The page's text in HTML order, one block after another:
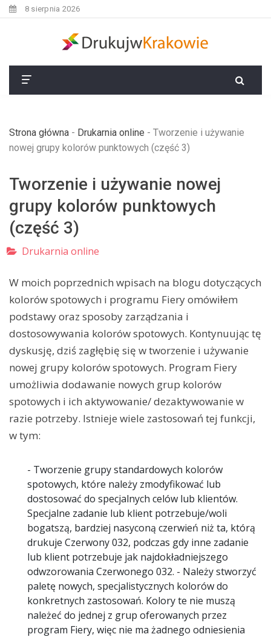
8 sierpnia 2026
Strona główna - Drukarnia online - Tworzenie i używanie
nowej grupy kolorów punktowych (część 3)
Tworzenie i używanie nowej
grupy kolorów punktowych
(część 3)
Drukarnia online
W moich poprzednich wpisach na blogu dotyczących
kolorów spotowych i programu Fiery omówiłem
podstawy oraz sposoby zarządzania i
dostosowywania kolorów spotowych. Kontynuując tę
dyskusję, dziś zagłębię się w tworzenie i używanie
nowej grupy kolorów spotowych. Program Fiery
umożliwia dodawanie nowych grup kolorów
spotowych i ich aktywowanie/ dezaktywowanie w
razie potrzeby. Istnieje wiele zastosowań tej funkcji,
w tym:
- Tworzenie grupy standardowych kolorów
spotowych, które należy zmodyfikować lub
dostosować do specjalnych celów lub klientów.
Specjalne zadanie lub klient potrzebuje/woli
bogatszą, bardziej nasyconą czerwień niż ta, którą
drukuje Czerwony 032, podczas gdy inne zadanie
lub klient potrzebuje jak najdokładniejszego
odwzorowania Czerwonego 032. - Należy stworzyć
paletę nowych, specjalistycznych kolorów do
konkretnych zastosowań. Kolory te nie muszą
należeć do jednej z grup oferowanych przez
program Fiery, więc nie ma żadnego odniesienia